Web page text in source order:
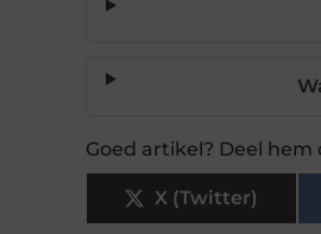
Goed artikel? Deel hem
X (Twitter)